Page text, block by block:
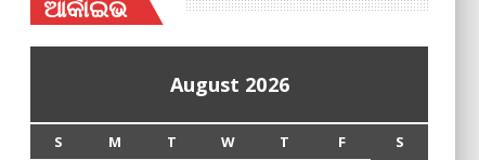
ଆର୍କାଇଭ
August 2026
S M T W T F
S